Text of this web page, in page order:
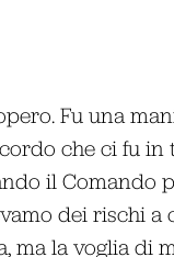
Fu una
che ci fu
il Comando
dei rischi a
ma la voglia di